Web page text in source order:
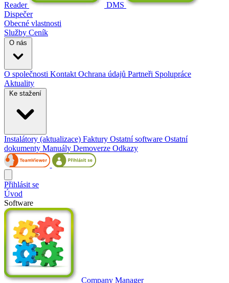
Reader
DMS
Dispečer
Obecné vlastnosti
Služby Ceník
O nás
O společnosti Kontakt Ochrana údajů Partneři Spolupráce
Aktuality
Ke stažení
Instalátory (aktualizace) Faktury Ostatní software Ostatní
dokumenty Manuály Demoverze Odkazy
Přihlásit se
Úvod
Software
Company Manager